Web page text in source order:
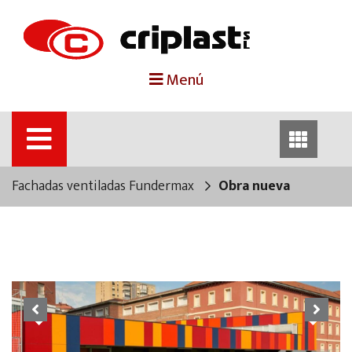
Menú
portada
criplast
trabajos destacados
contacto
Fachadas ventiladas Fundermax Obra nueva
Previous Next